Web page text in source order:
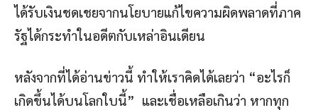
ได้รับเงินชดเชยจากนโยบายแก้ไขความผิดพลาดที่ภาค
รัฐได้กระทำในอดีตกับเหล่าอินเดียน
หลังจากที่ได้อ่านข่าวนี้ ทำให้เราคิดได้เลยว่า “อะไรก็
เกิดขึ้นได้บนโลกใบนี้” และเชื่อเหลือเกินว่า หากทุก